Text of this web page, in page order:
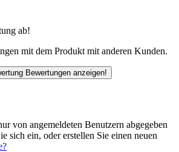
ab!
mit dem Produkt mit anderen Kunden.
Bewertungen anzeigen!
von angemeldeten Benutzern abgegeben
sich ein, oder erstellen Sie einen neuen